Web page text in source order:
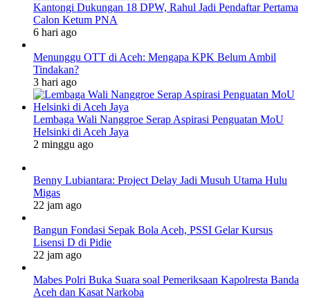
Kantongi Dukungan 18 DPW, Rahul Jadi Pendaftar Pertama
Calon Ketum PNA
6 hari ago
Menunggu OTT di Aceh: Mengapa KPK Belum Ambil
Tindakan?
3 hari ago
Lembaga Wali Nanggroe Serap Aspirasi Penguatan MoU
Helsinki di Aceh Jaya
2 minggu ago
Benny Lubiantara: Project Delay Jadi Musuh Utama Hulu
Migas
22 jam ago
Bangun Fondasi Sepak Bola Aceh, PSSI Gelar Kursus
Lisensi D di Pidie
22 jam ago
Mabes Polri Buka Suara soal Pemeriksaan Kapolresta Banda
Aceh dan Kasat Narkoba